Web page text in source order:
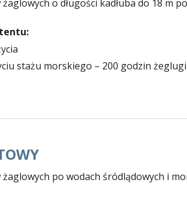
o długości kadłuba do 18 m
stażu morskiego – 200 godzin
po wodach śródlądowych i